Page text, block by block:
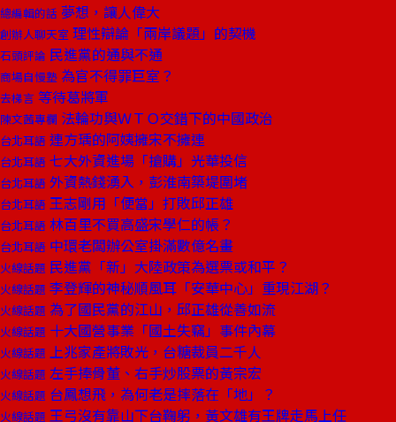
總編輯的話 夢想，讓人偉大
創辦人聊天室 理性辯論「兩岸議題」的契機
石頭評論 民進黨的通與不通
商場自慢塾 為官不得罪巨室？
去梯言 等待葛將軍
陳文茜專欄 法輪功與ＷＴＯ交錯下的中國政治
台北耳語 連方瑀的阿姨擁宋不擁連
台北耳語 七大外資進場「搶購」光華投信
台北耳語 外資熱錢湧入，彭淮南築堤圍堵
台北耳語 王志剛用「便當」打敗邱正雄
台北耳語 林百里不買高盛宋學仁的帳？
台北耳語 中環老闆辦公室掛滿數億名畫
火線話題 民進黨「新」大陸政策為選票或和平？
火線話題 李登輝的神秘順風耳「安華中心」重現江湖？
火線話題 為了國民黨的江山，邱正雄從善如流
火線話題 十大國營事業「國土失竊」事件內幕
火線話題 上兆家產將敗光，台糖裁員二千人
火線話題 左手捧骨董、右手炒股票的黃宗宏
火線話題 台鳳想飛，為何老是摔落在「地」？
火線話題 王弓沒有靠山下台鞠躬，黃文雄有王牌走馬上任